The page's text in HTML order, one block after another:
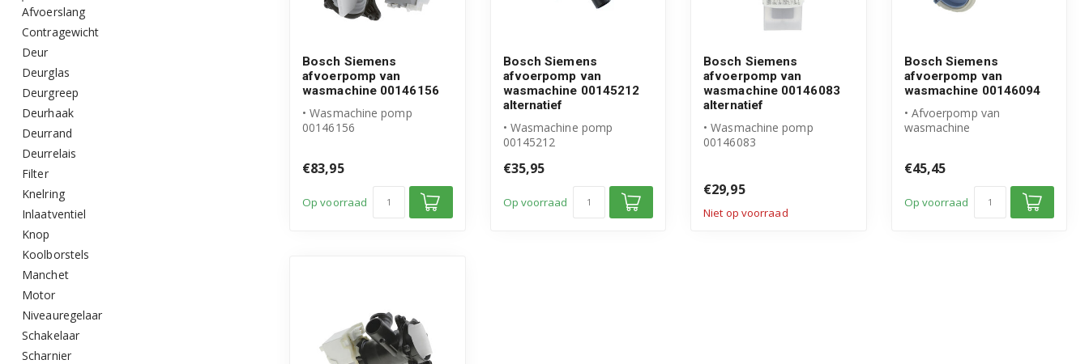
Afvoerslang
Contragewicht
Deur
Deurglas
Deurgreep
Deurhaak
Deurrand
Deurrelais
Filter
Knelring
Inlaatventiel
Knop
Koolborstels
Manchet
Motor
Niveauregelaar
Schakelaar
Scharnier
Bosch Siemens
afvoerpomp van
wasmachine 00146156
• Wasmachine pomp
00146156
• Pomp Dubbel, af...
€83,95
Op voorraad
Bosch Siemens
afvoerpomp van
wasmachine 00145212
alternatief
• Wasmachine pomp
00145212
Siemens
• Hoogwaardig Alter...
€35,95
Op voorraad
Bosch Siemens
afvoerpomp van
wasmachine 00146083
alternatief
• Wasmachine pomp
00146083
• Hoogwaardig alterna...
€29,95
Niet op voorraad
Bosch Siemens
afvoerpomp van
wasmachine 00146094
• Afvoerpomp van
wasmachine
• Pomp compleet ...
€45,45
Op voorraad